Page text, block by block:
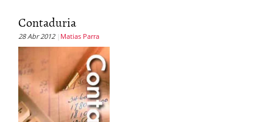
Contaduria
28 Abr 2012 Matias Parra